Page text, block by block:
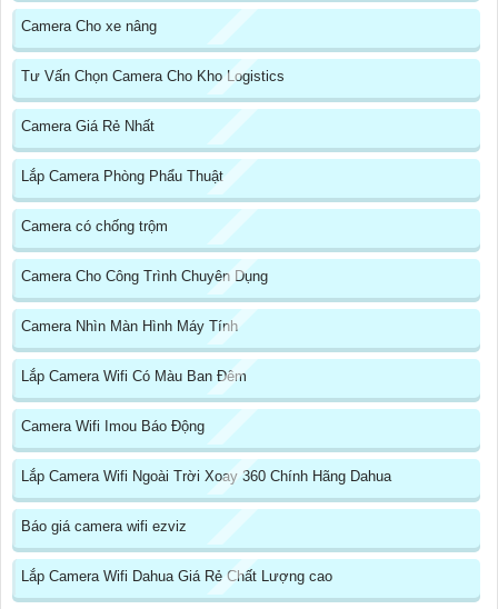
Camera Cho xe nâng
Tư Vấn Chọn Camera Cho Kho Logistics
Camera Giá Rẻ Nhất
Lắp Camera Phòng Phẩu Thuật
Camera có chống trộm
Camera Cho Công Trình Chuyên Dụng
Camera Nhìn Màn Hình Máy Tính
Lắp Camera Wifi Có Màu Ban Đêm
Camera Wifi Imou Báo Động
Lắp Camera Wifi Ngoài Trời Xoay 360 Chính Hãng Dahua
Báo giá camera wifi ezviz
Lắp Camera Wifi Dahua Giá Rẻ Chất Lượng cao